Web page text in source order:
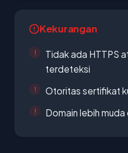
Kekurangan
Tidak ada HTTPS
terdeteksi
Otoritas sertifikat
Domain lebih muda